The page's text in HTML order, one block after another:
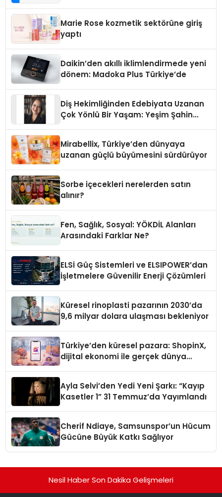
Marie Rose kozmetik sektörüne giriş
yaptı
Daikin’den akıllı iklimlendirmede yeni
dönem: Madoka Plus Türkiye’de
Diş Hekimliğinden Edebiyata Uzanan
Çok Yönlü Bir Yaşam: Yeşim Şahin
Mirabellix, Türkiye’den dünyaya
uzanan güçlü büyümesini sürdürüyor
Sorbe içecekleri nerelerden satın
alınır?
Fen, Sağlık, Sosyal: YÖKDİL Alanları
Arasındaki Farklar Ne?
ELSİ Güç Sistemleri ve ELSIPOWER’dan
İşletmelere Güvenilir Enerji Çözümleri
Küresel rinoplasti pazarının 2030’da
9,6 milyar dolara ulaşması bekleniyor
Türkiye’den küresel pazara: ShopinX,
dijital ekonomi ile gerçek dünya
Ayla Selvi’den Yedi Yeni Şarkı: “Kayıp
Kasetler 1” 31 Temmuz’da Yayımlandı
Cherif Ndiaye, Samsunspor’un Hücum
Gücüne Büyük Katkı Sağlıyor
Nesil Haber Son Dakika Gelişmeleri